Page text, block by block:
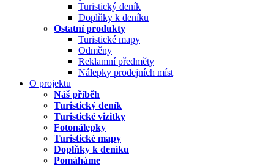
Turistický deník
Doplňky k deníku
Ostatní produkty
Turistické mapy
Odměny
Reklamní předměty
Nálepky prodejních míst
O projektu
Náš příběh
Turistický deník
Turistické vizitky
Fotonálepky
Turistické mapy
Doplňky k deníku
Pomáháme